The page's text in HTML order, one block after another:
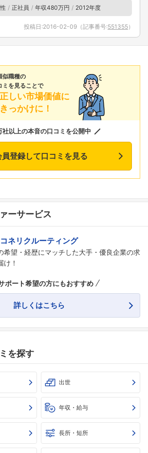
正社員 年収480万円 2012年度
投稿日:2016-02-09 （記事番号:551355）
似職種の
ミを見ることで
しい市場価値に
っかけに！
以上の本音の口コミを公開中
登録して口コミを見る
ーサービス
ネリクルーティング
希望・経歴にマッチした大手・優良企業の求
け！
ポート希望の方にもおすすめ
詳しくはこちら
を探す
出世
年収・給与
長所・短所